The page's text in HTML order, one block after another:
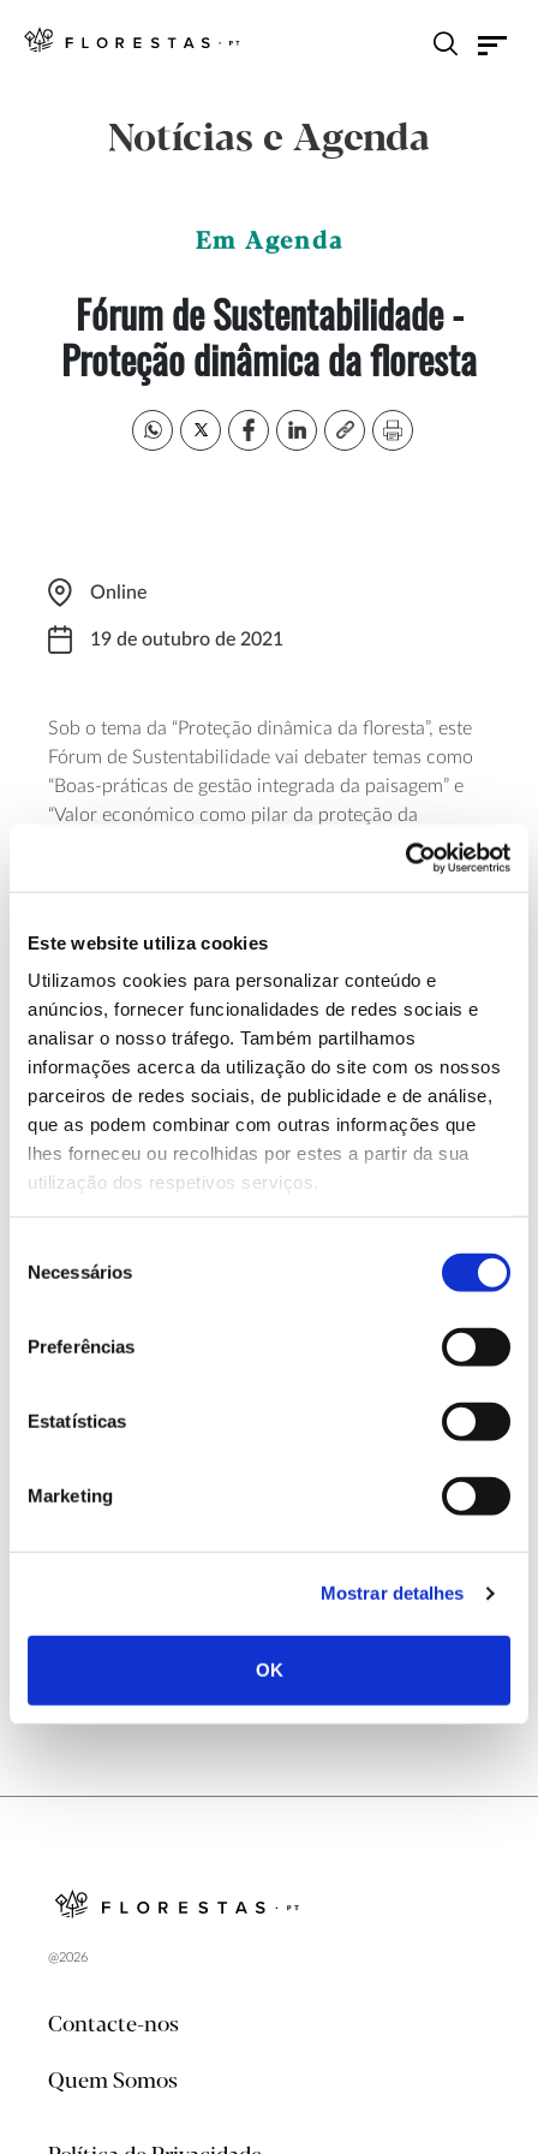
Este website utiliza cookies
Utilizamos cookies para personalizar conteúdo e
anúncios, fornecer funcionalidades de redes sociais e
analisar o nosso tráfego. Também partilhamos
informações acerca da utilização do site com os nossos
parceiros de redes sociais, de publicidade e de análise,
que as podem combinar com outras informações que
lhes forneceu ou recolhidas por estes a partir da sua
utilização dos respetivos serviços.
Necessários
Preferências
Estatísticas
Marketing
Mostrar detalhes
OK
Notícias e Agenda
Em Agenda
Fórum de Sustentabilidade -
Proteção dinâmica da floresta
Online
19 de outubro de 2021
Sob o tema da “Proteção dinâmica da floresta”, este
Fórum de Sustentabilidade vai debater temas como
“Boas-práticas de gestão integrada da paisagem” e
“Valor económico como pilar da proteção da
floresta”, contando para o efeito com um vasto
conjunto de oradores, entre os quais o Diretor do
European Forest Institute
distância, através nosite
www.thenavigatorcompany.com
13.07.2026
Genoma do priolo e de outras espécies em risco:
conhecer para conservar
Registar galhas de Trichi em acácia-das-espigas:
@2026
Contacte-nos
Quem Somos